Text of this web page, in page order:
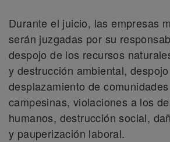
Durante el juicio, las empresas
serán juzgadas por su
despojo de los recursos
y destrucción ambiental,
desplazamiento de
campesinas, violaciones a los
humanos, destrucción social,
y pauperización laboral.